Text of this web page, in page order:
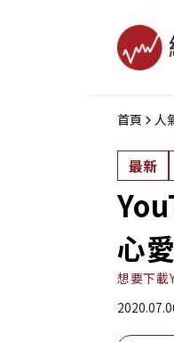
首頁 人
最新
心
想要下載